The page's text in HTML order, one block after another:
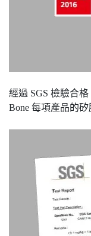
經過 SGS 檢驗合格
Bone 每項產品的